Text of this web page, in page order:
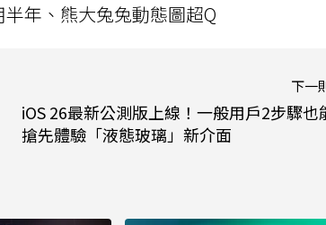
年、熊大兔兔動態圖超Q
下一
iOS 26最新公測版上線！一般用戶2步驟也
搶先體驗「液態玻璃」新介面